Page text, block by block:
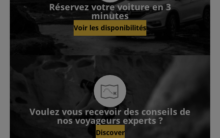
Réservez votre voiture en 3
minutes
Voir les disponibilités
Voulez vous recevoir des conseils de
nos voyageurs experts ?
Discover